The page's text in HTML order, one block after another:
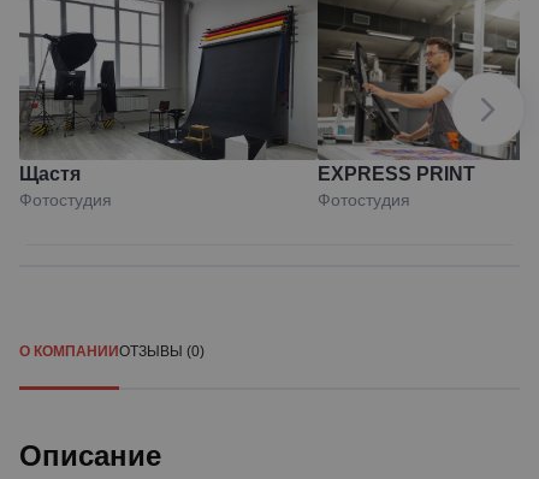
Щастя
Фотостудия
EXPRESS PRINT
Фотостудия
О КОМПАНИИОТЗЫВЫ (0)
Описание